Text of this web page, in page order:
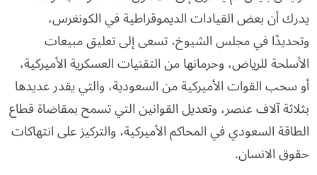
يدرك أن بعض القيادات الديموقراطية في الكونغرس،
وتحديدًا في مجلس الشيوخ، تسعى إلى تعليق مبيعات
الأسلحة للرياض، وحرمانها من التقنيات العسكرية الأميركية،
أو سحب القوات الأميركية من السعودية، والتي يقدر عديدها
بثلاثة آلاف عنصر، وتعديل القوانين التي تسمح بمقاضاة قطاع
الطاقة السعودي في المحاكم الأميركية، والتركيز على انتهاكات
حقوق الانسان.